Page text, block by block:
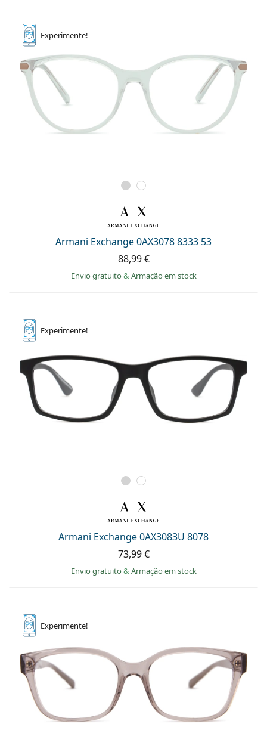
Experimente!
Armani Exchange 0AX3078 8333 53
88,99 €
Envio gratuito& Armação em stock
Experimente!
Armani Exchange 0AX3083U 8078
73,99 €
Envio gratuito& Armação em stock
Experimente!